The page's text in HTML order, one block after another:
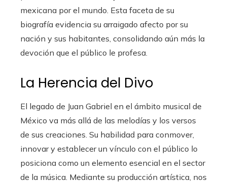
mexicana por el mundo. Esta faceta de su
biografía evidencia su arraigado afecto por su
nación y sus habitantes, consolidando aún más la
devoción que el público le profesa.
La Herencia del Divo
El legado de Juan Gabriel en el ámbito musical de
México va más allá de las melodías y los versos
de sus creaciones. Su habilidad para conmover,
innovar y establecer un vínculo con el público lo
posiciona como un elemento esencial en el sector
de la música. Mediante su producción artística, nos